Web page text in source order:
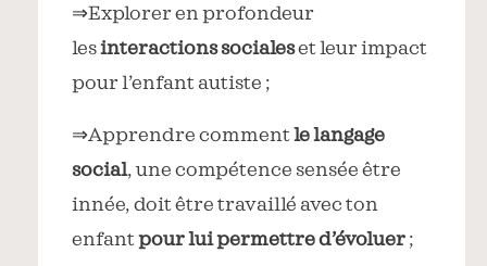
⇒Explorer en profondeur
lesinteractions socialeset leur impact
pour l’enfant autiste ;
⇒Apprendre commentle langage
social, une compétence sensée être
innée, doit être travaillé avec ton
enfantpour lui permettre d’évoluer;